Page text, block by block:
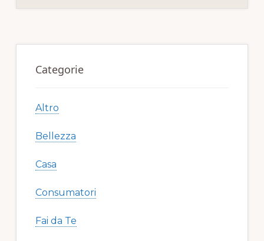
o
di
Primary
Sidebar
Categorie
Altro
Bellezza
Casa
Consumatori
Fai da Te